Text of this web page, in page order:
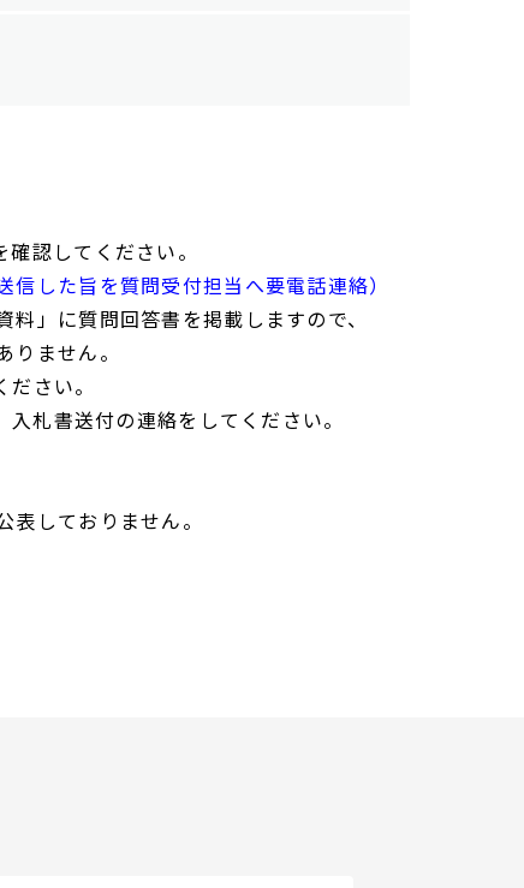
認してください。
信した旨を質問受付担当へ要電話連絡）
」に質問回答書を掲載しますので、
ません。
ださい。
入札書送付の連絡をしてください。
表しておりません。